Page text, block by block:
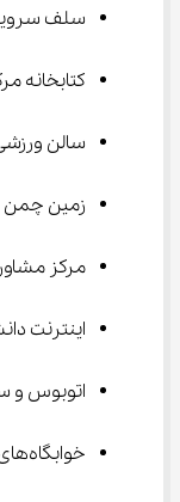
سلف
کتابخانه
سالن
زمین چمن
مرکز
اینترنت
اتوبوس و
خوابگاه‌های مناسب